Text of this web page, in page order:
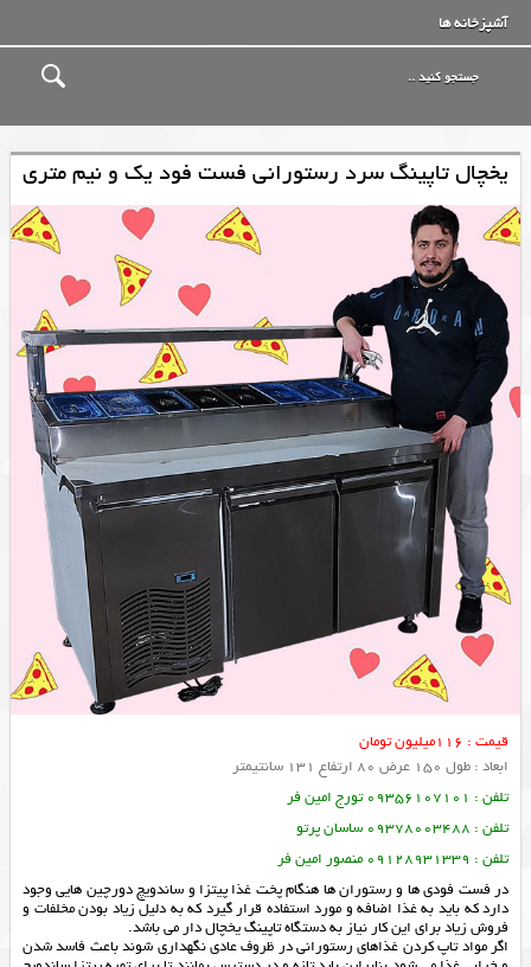
آشپزخانه ها
یخچال تاپینگ سرد رستورانی فست فود یک و نیم متری
قیمت : 116میلیون تومان
ابعاد : طول 150 عرض 80 ارتفاع 131 سانتیمتر
تلفن : 09356107101 تورج امین فر
تلفن : 09378003488 ساسان پرتو
تلفن : 09128931339 منصور امین فر
در فست فودی ها و رستوران ها هنگام پخت غذا پیتزا و ساندویچ دورچین هایی وجود
دارد که باید به غذا اضافه و مورد استفاده قرار گیرد که به دلیل زیاد بودن مخلفات و
فروش زیاد برای این کار نیاز به دستگاه تاپینگ یخچال دار می باشد.
اگر مواد تاپ کردن غذاهای رستورانی در ظروف عادی نگهداری شوند باعث فاسد شدن